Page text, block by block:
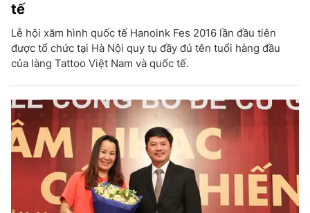
tế
Lễ hội xăm hình quốc tế Hanoink Fes 2016 lần đầu tiên
được tổ chức tại Hà Nội quy tụ đầy đủ tên tuổi hàng đầu
của làng Tattoo Việt Nam và quốc tế.